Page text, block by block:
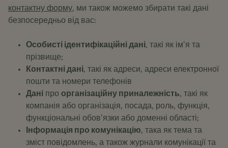
контактну форму, ми також можемо збирати такі дані
безпосередньо від вас:
Особисті ідентифікаційні дані, такі як ім'я та
прізвище;
Контактні дані, такі як адреси, адреси електронної
пошти та номери телефонів
Дані про організаційну приналежність, такі як
компанія або організація, посада, роль, функція,
функціональні обов'язки або доменні області;
Інформація про комунікацію, така як тема та
зміст повідомлень, а також журнали комунікації та